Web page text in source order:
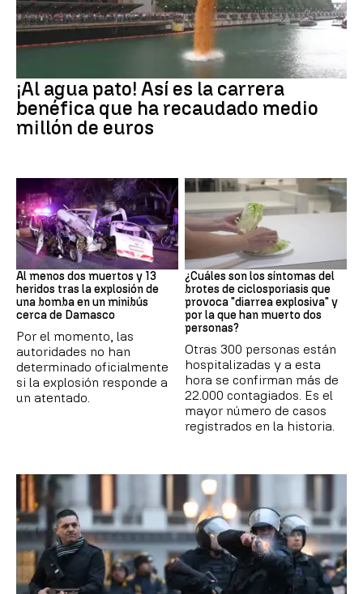
¡Al agua pato! Así es la carrera
benéfica que ha recaudado medio
millón de euros
SIRIA
Al menos dos muertos y 13
heridos tras la explosión de
una bomba en un minibús
cerca de Damasco
Por el momento, las
autoridades no han
determinado oficialmente
si la explosión responde a
un atentado.
Brote
¿Cuáles son los síntomas del
brotes de ciclosporiasis que
provoca "diarrea explosiva" y
por la que han muerto dos
personas?
Otras 300 personas están
hospitalizadas y a esta
hora se confirman más de
22.000 contagiados. Es el
mayor número de casos
registrados en la historia.